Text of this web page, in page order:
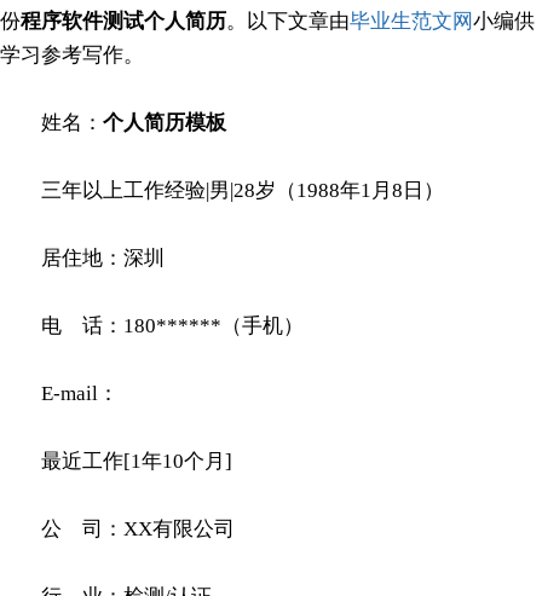
份程序软件测试个人简历。以下文章由毕业生范文网小编供
学习参考写作。
姓名： 个人简历模板
三年以上工作经验|男|28岁（1988年1月8日）
居住地：深圳
电 话：180******（手机）
E-mail：
最近工作[1年10个月]
公 司：XX有限公司